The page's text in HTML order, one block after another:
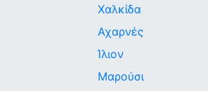
Χαλκίδα
Αχαρνές
Ίλιον
Μαρούσι